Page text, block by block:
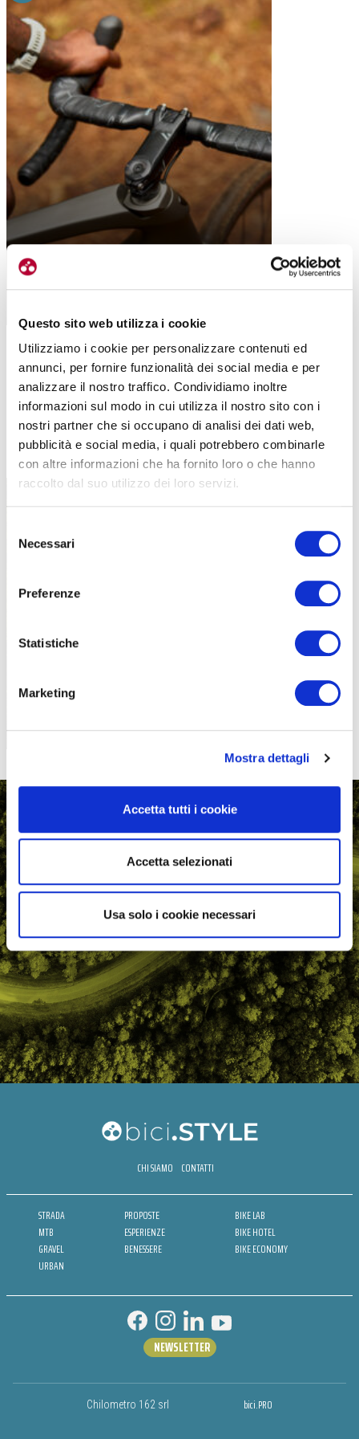
Questo sito web utilizza i cookie
Utilizziamo i cookie per personalizzare contenuti ed
annunci, per fornire funzionalità dei social media e per
analizzare il nostro traffico. Condividiamo inoltre
informazioni sul modo in cui utilizza il nostro sito con i
nostri partner che si occupano di analisi dei dati web,
pubblicità e social media, i quali potrebbero combinarle
con altre informazioni che ha fornito loro o che hanno
raccolto dal suo utilizzo dei loro servizi.
delNecessari
Preferenze
Statistiche
Marketing
Mostra dettagli
Accetta tutti i cookie
Accetta selezionati
Usa solo i cookie necessari
GRAVEL
PRO DISCOVER: MANUBRIO E ATTACCO
TUTTE LE CATEGORIE DEL MAGAZINE
CHI SIAMO CONTATTI
STRADA
MTB
GRAVEL
URBAN
PROPOSTE
ESPERIENZE
BENESSERE
BIKE LAB
BIKE HOTEL
BIKE ECONOMY
Chilometro 162 srl bici.PRO
NEWSLETTER